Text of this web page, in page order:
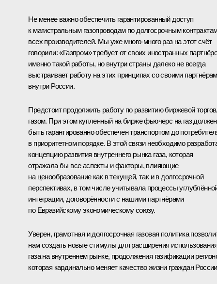
Не менее важно обеспечить гарантированный доступ
к магистральным газопроводам по долгосрочным
всех производителей. Мы уже много-много раз на этот счёт
говорили: «Газпром» требует от своих иностранных
именно такой работы, но внутри страны далеко не всегда
выстраивает работу на этих принципах со своими
внутри России.
Предстоит продолжить работу по развитию биржевой
газом. При этом купленный на бирже фьючерс на газ должен
быть гарантированно обеспечен транспортом до
в приоритетном порядке. В этой связи необходимо
концепцию развития внутреннего рынка газа, которая
отражала бы все аспекты и факторы, влияющие
на ценообразование как в текущей, так и в долгосрочной
перспективах, в том числе учитывала процессы
интеграции, договорённости с нашими партнёрами
по Евразийскому экономическому союзу.
Уверен, грамотная и долгосрочная газовая политика
нам создать новые стимулы для расширения использования
газа на внутреннем рынке, продолжения газификации
которая кардинально меняет качество жизни граждан